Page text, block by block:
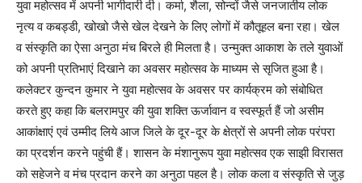
युवा महोत्सव में अपनी भागीदारी दी। कर्मा, शैला, सोन्दों जैसे जनजातीय लोक
नृत्य व कबड्डी, खोखो जैसे खेल देखने के लिए लोगों में कौतूहल बना रहा। खेल
व संस्कृति का ऐसा अनुठा मंच बिरले ही मिलता है। उन्मुक्त आकाश के तले युवाओं
को अपनी प्रतिभाएं दिखाने का अवसर महोत्सव के माध्यम से सृजित हुआ है।
कलेक्टर कुन्दन कुमार ने युवा महोत्सव के अवसर पर कार्यक्रम को संबोधित
करते हुए कहा कि बलरामपुर की युवा शक्ति ऊर्जावान व स्वस्फूर्त हैं जो असीम
आकांक्षाएं एवं उम्मीद लिये आज जिले के दूर-दूर के क्षेत्रों से अपनी लोक परंपरा
का प्रदर्शन करने पहुंची हैं। शासन के मंशानुरूप युवा महोत्सव एक साझी विरासत
को सहेजने व मंच प्रदान करने का अनुठा पहल है। लोक कला व संस्कृति से जुड़